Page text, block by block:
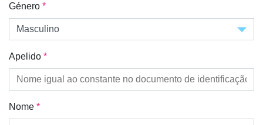
Género *
Apelido *
Nome *